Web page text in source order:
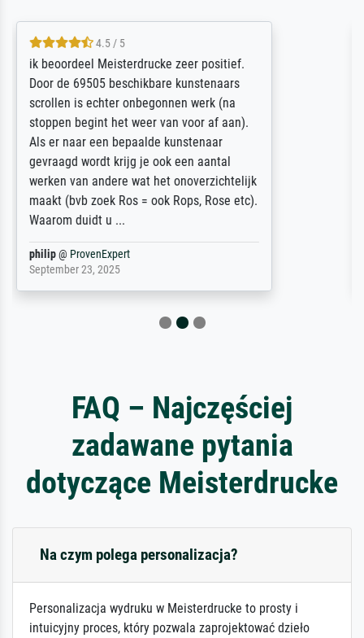
Die Zufriedenheit ist auch nicht dadurch
getrübt, dass das Bild entgegen einer
angegebenen Lieferanschrift (sollte eine
Überraschung für die normannische
Ehefrau sein zum Hochzeits- gleichzeitig
auch Geburtstag sein) doch nach zu Hause
zugestellt wurde.
Jürgen@ProvenExpert
April 22, 2026
FAQ – Najczęściej
zadawane pytania
dotyczące Meisterdrucke
Na czym polega personalizacja?
Personalizacja wydruku w Meisterdrucke to prosty i
intuicyjny proces, który pozwala zaprojektować dzieło